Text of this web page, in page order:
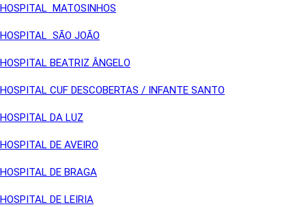
HOSPITAL MATOSINHOS
HOSPITAL SÃO JOÃO
HOSPITAL BEATRIZ ÂNGELO
HOSPITAL CUF DESCOBERTAS / INFANTE SANTO
HOSPITAL DA LUZ
HOSPITAL DE AVEIRO
HOSPITAL DE BRAGA
HOSPITAL DE LEIRIA